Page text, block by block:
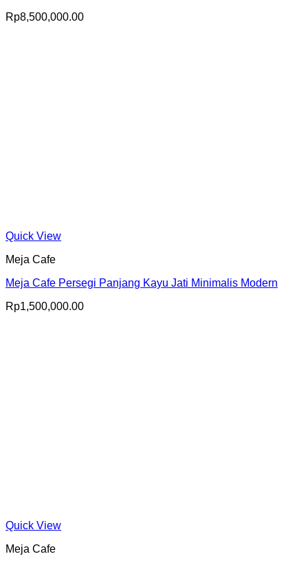
Rp8,500,000.00
Quick View
Meja Cafe
Meja Cafe Persegi Panjang Kayu Jati Minimalis Modern
Rp1,500,000.00
Quick View
Meja Cafe